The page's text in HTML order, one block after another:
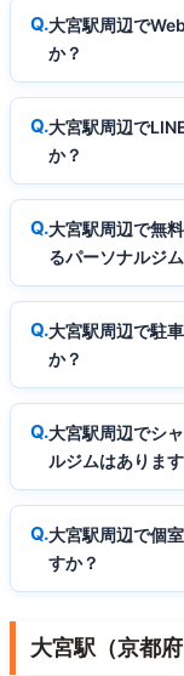
大宮駅周辺で
か？
大宮駅周辺で
か？
大宮駅周辺で無
るパーソナルジ
大宮駅周辺で駐
か？
大宮駅周辺でシ
ルジムはありま
大宮駅周辺で個
すか？
大宮駅（京都